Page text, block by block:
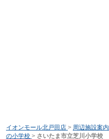
イオンモール北戸田店 > 周辺施設案内
の小学校 > さいたま市立芝川小学校